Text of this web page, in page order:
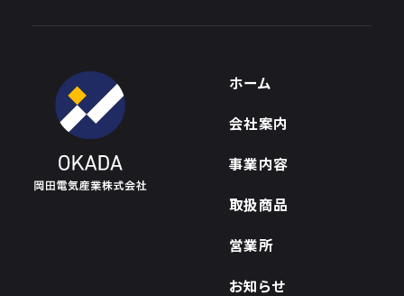
ホーム
会社案内
事業内容
取扱商品
営業所
お知らせ